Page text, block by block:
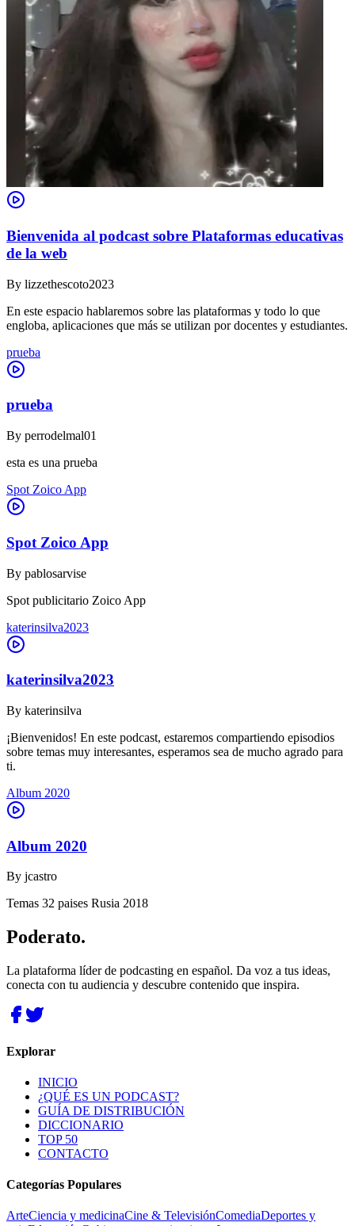
Bienvenida al podcast sobre Plataformas educativas
de la web
By lizzethescoto2023
En este espacio hablaremos sobre las plataformas y todo lo que
engloba, aplicaciones que más se utilizan por docentes y estudiantes.
prueba
prueba
By perrodelmal01
esta es una prueba
Spot Zoico App
Spot Zoico App
By pablosarvise
Spot publicitario Zoico App
katerinsilva2023
katerinsilva2023
By katerinsilva
¡Bienvenidos! En este podcast, estaremos compartiendo episodios
sobre temas muy interesantes, esperamos sea de mucho agrado para
ti.
Album 2020
Album 2020
By jcastro
Temas 32 paises Rusia 2018
Poderato.
La plataforma líder de podcasting en español. Da voz a tus ideas,
conecta con tu audiencia y descubre contenido que inspira.
Explorar
INICIO
¿QUÉ ES UN PODCAST?
GUÍA DE DISTRIBUCIÓN
DICCIONARIO
TOP 50
CONTACTO
Categorías Populares
ArteCiencia y medicinaCine & TelevisiónComediaDeportes y